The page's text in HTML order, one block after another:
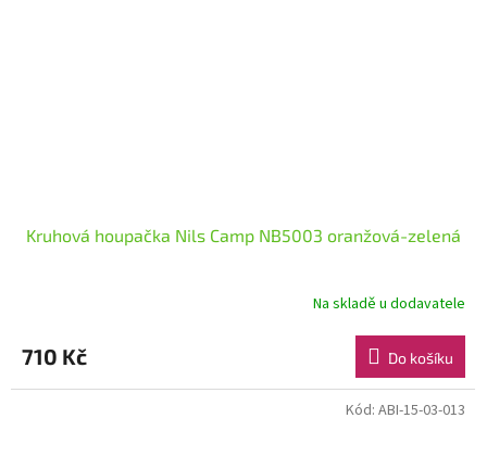
Kruhová houpačka Nils Camp NB5003 oranžová-zelená
Na skladě u dodavatele
710 Kč Do košíku
Kód: ABI-15-03-013